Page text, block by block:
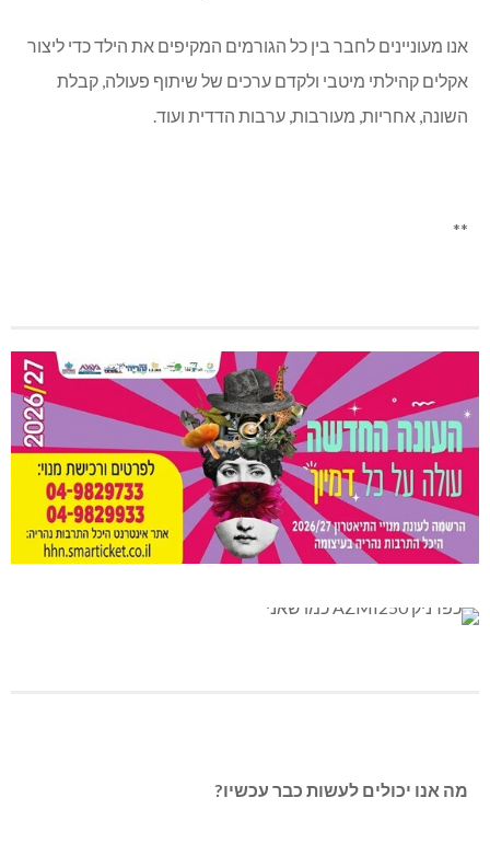
אנו מעוניינים לחבר בין כל הגורמים המקיפים את הילד כדי ליצור
אקלים קהילתי מיטבי ולקדם ערכים של שיתוף פעולה, קבלת
השונה, אחריות, מעורבות, ערבות הדדית ועוד.
**